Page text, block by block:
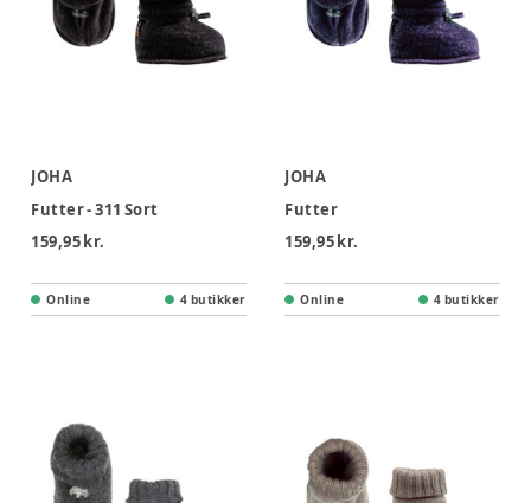
JOHA
Futter - 311 Sort
159,95 kr.
Online 4 butikker
JOHA
Futter
159,95 kr.
Online 4 butikker